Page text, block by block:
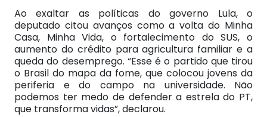
Ao exaltar as políticas do governo Lula, o
deputado citou avanços como a volta do Minha
Casa, Minha Vida, o fortalecimento do SUS, o
aumento do crédito para agricultura familiar e a
queda do desemprego. “Esse é o partido que tirou
o Brasil do mapa da fome, que colocou jovens da
periferia e do campo na universidade. Não
podemos ter medo de defender a estrela do PT,
que transforma vidas”, declarou.